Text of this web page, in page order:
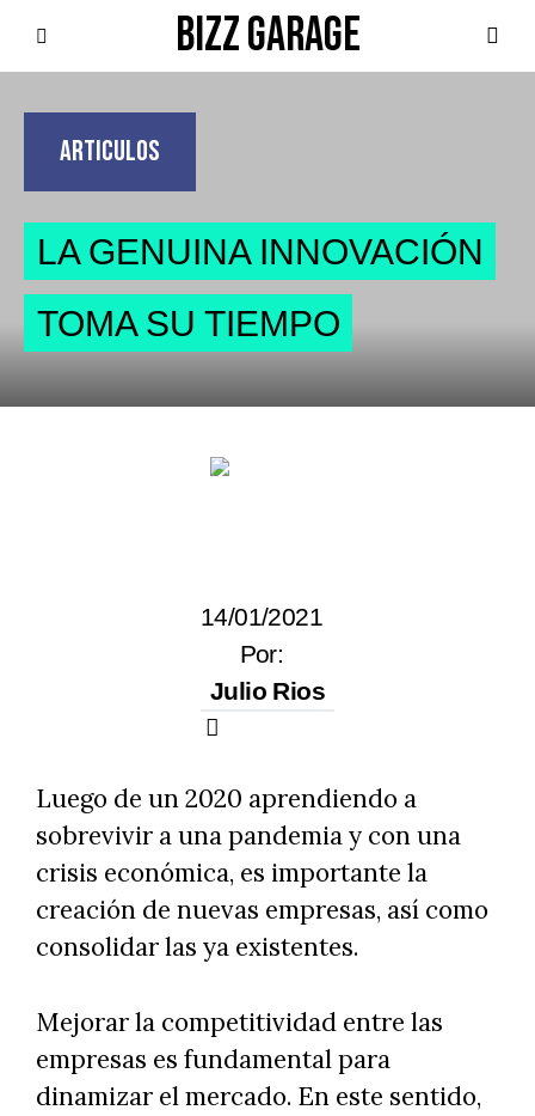
BIZZ GARAGE
ARTICULOS
LA GENUINA INNOVACIÓN
TOMA SU TIEMPO
14/01/2021
Por:
Julio Rios
Luego de un 2020 aprendiendo a
sobrevivir a una pandemia y con una
crisis económica, es importante la
creación de nuevas empresas, así como
consolidar las ya existentes.
Mejorar la competitividad entre las
empresas es fundamental para
dinamizar el mercado. En este sentido,